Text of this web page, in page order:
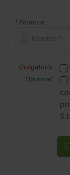
Nombre